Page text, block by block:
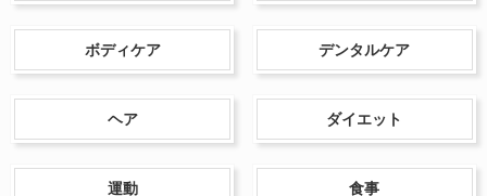
ボディケア デンタルケア
ヘア ダイエット
運動 食事